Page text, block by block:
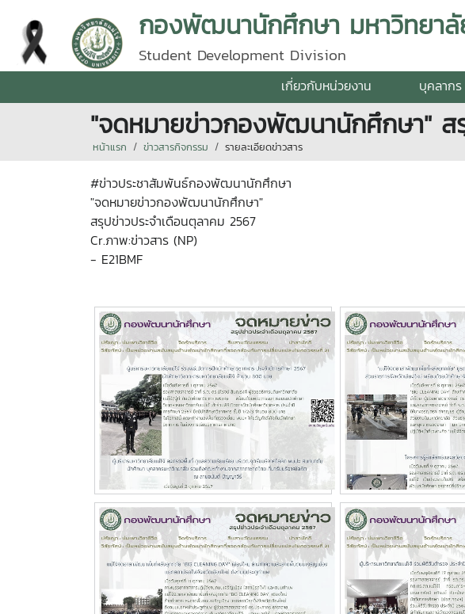
กองพัฒนานักศึกษา มหาวิทยาลั
Student Development Division
เกี่ยวกับหน่วยงาน บุคลากร
"จดหมายข่าวกองพัฒนานักศึกษา" ส
หน้าแรก ข่าวสารกิจกรรม รายละเอียดข่าวสาร
#ข่าวประชาสัมพันธ์กองพัฒนานักศึกษา
"จดหมายข่าวกองพัฒนานักศึกษา"
สรุปข่าวประจำเดือนตุลาคม 2567
Cr.ภาพ:ข่าวสาร (NP)
- E21BMF